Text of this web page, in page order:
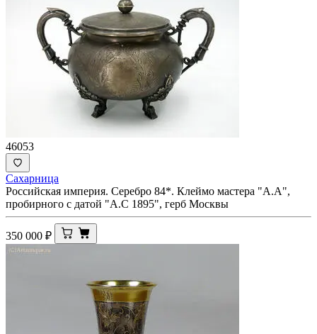
46053
Сахарница
Российская империя. Серебро 84*. Клеймо мастера "А.А",
пробирного с датой "А.С 1895", герб Москвы
350 000 ₽